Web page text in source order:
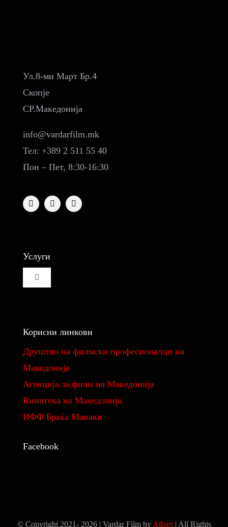
Ул.8-ми Март Бр.4
Скопје
СР.Македонија
info@vardarfilm.mk
Тел: +389 2 511 55 40
Пон – Пет, 8:30-16:30
Услуги
Toggle
Navigation
Изнајмување на студио за монтажа и колор
Реквизити
Филмови
Корисни линкови
Друштво на филмски професионалци на
Македонија
Aгенција за филм на Македонија
Кинотека на Македонија
ИФФ Браќа Манаки
Facebook
© Copyright 2021- 2026 | Vardar Film by Albart| All Rights